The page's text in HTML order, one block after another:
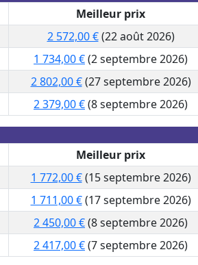
Meilleur prix
2 572,00 €(22 août 2026)
1 734,00 €(2 septembre 2026)
2 802,00 €(27 septembre 2026)
2 379,00 €(8 septembre 2026)
Meilleur prix
1 772,00 €(15 septembre 2026)
1 711,00 €(17 septembre 2026)
2 450,00 €(8 septembre 2026)
2 417,00 €(7 septembre 2026)